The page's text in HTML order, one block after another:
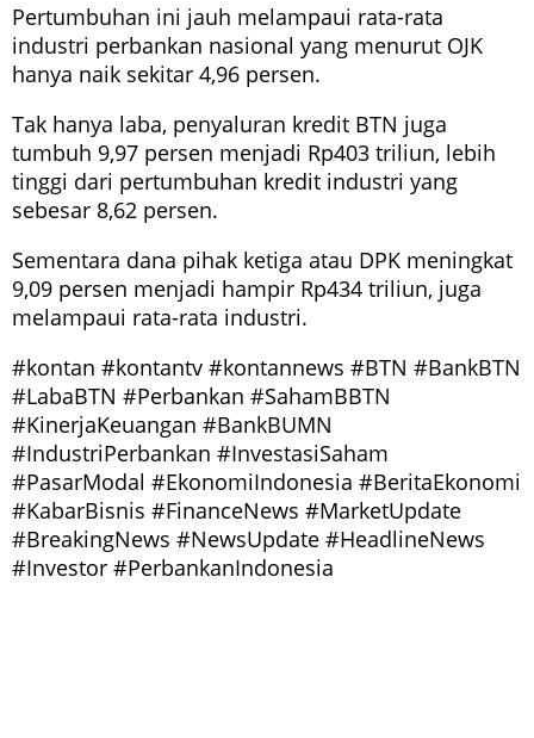
Pertumbuhan ini jauh melampaui rata-rata
industri perbankan nasional yang menurut OJK
hanya naik sekitar 4,96 persen.
Tak hanya laba, penyaluran kredit BTN juga
tumbuh 9,97 persen menjadi Rp403 triliun, lebih
tinggi dari pertumbuhan kredit industri yang
sebesar 8,62 persen.
Sementara dana pihak ketiga atau DPK meningkat
9,09 persen menjadi hampir Rp434 triliun, juga
melampaui rata-rata industri.
#kontan #kontantv #kontannews #BTN #BankBTN
#LabaBTN #Perbankan #SahamBBTN
#KinerjaKeuangan #BankBUMN
#IndustriPerbankan #InvestasiSaham
#PasarModal #EkonomiIndonesia #BeritaEkonomi
#KabarBisnis #FinanceNews #MarketUpdate
#BreakingNews #NewsUpdate #HeadlineNews
#Investor #PerbankanIndonesia